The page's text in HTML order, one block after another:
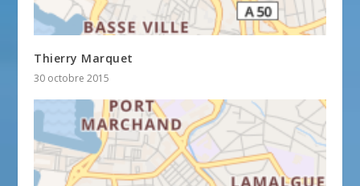
Thierry Marquet
30 octobre 2015